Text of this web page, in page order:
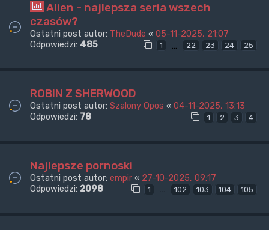
Alien - najlepsza seria wszech
czasów?
Ostatni post autor: TheDude « 05-11-2025, 21:07
Odpowiedzi: 485 1 … 22 23 24 25
ROBIN Z SHERWOOD
Ostatni post autor: Szalony Opos « 04-11-2025, 13:13
Odpowiedzi: 78 1 2 3 4
Najlepsze pornoski
Ostatni post autor: empir « 27-10-2025, 09:17
Odpowiedzi: 2098 1 … 102 103 104 105